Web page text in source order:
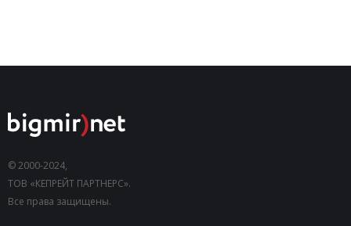
© 2000-2024,
ТОВ «КЕПРЕЙТ ПАРТНЕРС».
Все права защищены.